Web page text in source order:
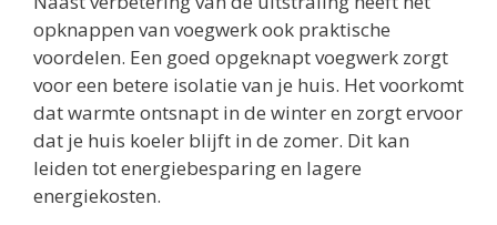
opknappen van voegwerk ook praktische
voordelen. Een goed opgeknapt voegwerk zorgt
voor een betere isolatie van je huis. Het voorkomt
dat warmte ontsnapt in de winter en zorgt ervoor
dat je huis koeler blijft in de zomer. Dit kan
leiden tot energiebesparing en lagere
energiekosten.